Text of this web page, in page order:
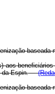
da Espin.